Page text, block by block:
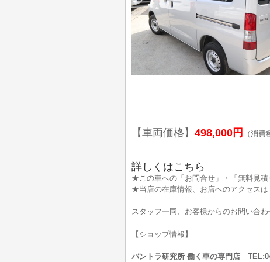
【車両価格】 498,000円 （消費
詳しくはこちら
★この車への「お問合せ」・「無料見
★当店の在庫情報、お店へのアクセスは
スタッフ一同、お客様からのお問い合わ
【ショップ情報】
バントラ研究所 働く車の専門店